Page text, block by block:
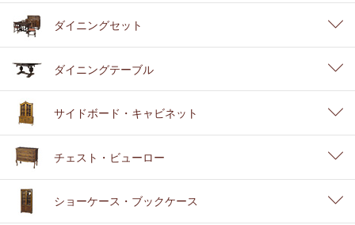
ダイニングセット
ダイニングテーブル
サイドボード・キャビネット
チェスト・ビューロー
ショーケース・ブックケース